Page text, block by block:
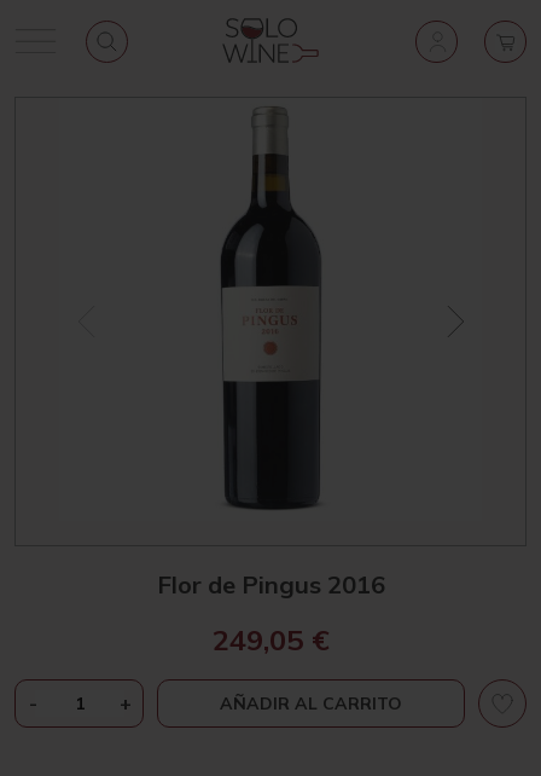
Flor de Pingus 2016
249,05 €
-FLOR
DE
+ AÑADIR AL CARRITO